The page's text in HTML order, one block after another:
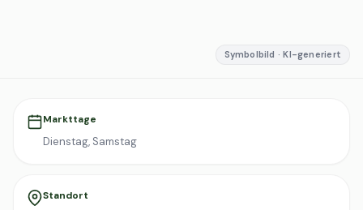
Symbolbild · KI-generiert
Markttage
Dienstag, Samstag
Standort